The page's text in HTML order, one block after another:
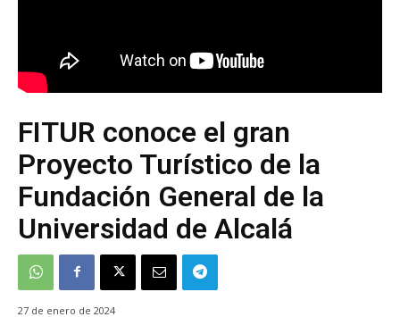
FITUR conoce el gran
Proyecto Turístico de la
Fundación General de la
Universidad de Alcalá
27 de enero de 2024